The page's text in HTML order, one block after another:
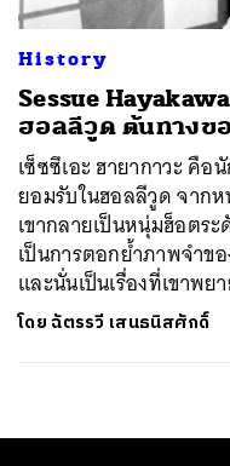
History
Sessue
ฮอลลีวูด ต้นทางข
เซ็ซซึเอะ ฮายากาวะ คื
ยอมรับในฮอลลีวูด จากห
เขากลายเป็นหนุ่มฮ็อตร
เป็นการตอกย้ำภาพจำข
และนั่นเป็นเรื่องที่เขาพย
โดยฉัตรรวี เสนธนิสศักดิ์
SHARE